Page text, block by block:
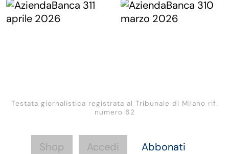
Testata giornalistica registrata al Tribunale di Milano rif.
numero 62
Shop Accedi Abbonati